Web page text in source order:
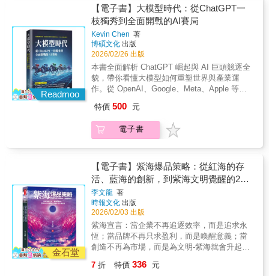
成形，人類與 AI 的分工將重寫所有產業。
●「人 &times; AI &times; 機器人」共治的新生
產體系 台灣擁有製造與系統整合優勢，但必須
補上創新與策略能力，才能延續電子業的關鍵
角色。 ●地小人稠不是詛咒，而是電子業群聚
的祝福 在「美國是天、亞洲與中國是地」的結
構中，台灣就是解決天地之間問題的「人」，
我們不能只做技術節點，而必須找到屬於自己
業為主軸的百年台灣產業史：本書以百年視角
貫穿台灣從農業社會到成為全球科技樞紐的轉
變，從 1925 年宜蘭頭城的家族工廠、1970～
2020 電子業崛起，到 AI 時代的國際競逐。作
灣如何從邊陲小島，成為世界不可或缺的科技
強權。 2｜第一手產業深度觀察，揭開半導體
與 AI 全球競局： 作者透過多年在國際舞台的
演講、論壇與產業合作，包括與輝達、英特
爾、三星、ASML、蔡司等領袖的對話，不僅總
結出技術趨勢，更呈現全球科技巨擘如何重塑
供應鏈、美中歐韓日等國在半導體與 AI 上的真
實盤算&hellip;&hellip;這些洞察多為作者親身所
見，有別於一般媒體報導。 3｜首度公開
「天、地、人」架構：重新理解台美中科技權
力版圖：作者以「美國是天、亞洲與中國是
為，蘋果不能禁止開發者在應用程式提供其他
支付方式的連結，不過蘋果並未讓任何商家隨
心所欲，設法提高開發者連結外部支付的門
檻，但是後續的法院判決也迫使蘋果在未來必
須更開放。◎媒體推薦極具可讀性……講述蘋
果如何擊退來自遊戲開發商、監管機構，以及
潛在競爭對手的連番攻勢。——《金融時
報》，強納森‧穆爾斯（Jonathan Moules）
前景：只要善用AI分身，每個人的時間、創造
力與影響力都將倍數成長。兩位作者預測，這
場革命將大幅改變我們的生活：．AI分身將成
為你的執行長數位分身不只處理雜務，更能代
表你談判、做出決策與管理專案，讓你專注於
真正重要的事。．精準醫療成為常態你的「健
康數位孿生」將全天候監測生理數據，在疾病
發生前預警，甚至模擬治療方案，達到主動預
防的效果。．學習客製化AI導師將取代單一課
綱，根據你的學習節奏動態調整內容，讓每個
日常消費自動化從比價、訂購到行程安排，AI
代理將處理所有繁瑣事務，你只需設定偏好並
授權即可。．真正掌握自己的數據透過區塊鏈
務，而非為廣告商服務。兩位作者以清晰的架
構與務實的建議，教導我們如何在演算法主導
的世界中奪回主導權，並與AI建立真正的夥伴
關係，在變局中為個人與企業創造長期優勢。
本書是第一本完整探討AI分身的商業趨勢書，
無論你是企業領袖、創業者或關心未來的公
民，這本書都將改變你對AI、對工作、對生活
的想像。各界推薦真是精采絕倫。本書促使我
問題：在這個時代，AI代理既可以大幅增強人
Readmoo
【電子書】大模型時代：從ChatGPT一
枝獨秀到全面開戰的AI賽局
Kevin Chen 著
博碩文化 出版
2026/02/26 出版
本書全面解析 ChatGPT 崛起與 AI 巨頭競逐全
貌，帶你看懂大模型如何重塑世界與產業運
作。從 OpenAI、Google、Meta、Apple 等布
輯，完整梳理大模型演進脈絡。透過真實案例
與分析，理解教育、醫療、金融、設計等領域
變革，掌握 AI 新秩序關鍵思維，洞察未來趨勢
由誰決定？大模型無所不在，從生活日常助手
到產業運作核心，沒有人能置身事外自 2022 年
底 ChatGPT 驚豔亮相以來，大模型技術以驚人
的速度席捲全球，徹底改變了我們的工作、生
活與思維方式。從文本創作到日常辦公，從教
育、科研到醫療、金融，大模型正在以前所未
有的精準與效率，重塑各行各業的運作模式。
ChatGPT 的出現不僅打破了人工智慧僅能處理
資料和規則性任務的限制，更首次展現了類人
的語言理解能力，開啟了人工智慧應用的新時
特價 500 元
電子書
金石堂
【電子書】紫海爆品策略：從紅海的存
活、藍海的創新，到紫海文明覺醒的25
個永恆市場法則
李文龍 著
時報文化 出版
2026/02/03 出版
紫海宣言：當企業不再追逐效率，而是追求永
恆；當品牌不再只求盈利，而是喚醒意義；當
創造不再為市場，而是為文明-紫海就會升起。
的「創新」；而紫海講的是文明的覺醒。二十
7 折 特價 336 元